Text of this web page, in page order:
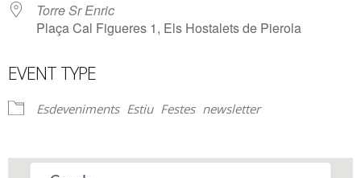
Torre Sr Enric
Plaça Cal Figueres 1, Els Hostalets de Pierola
EVENT TYPE
Esdeveniments Estiu Festes newsletter